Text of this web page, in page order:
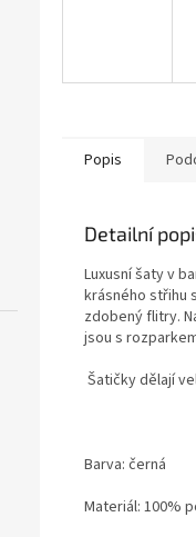
Popis
Detailní
Luxusní šaty v
krásného střihu
zdobený flitry.
jsou s
Šatičky dělají
Barva: černá
Materiál: 100%